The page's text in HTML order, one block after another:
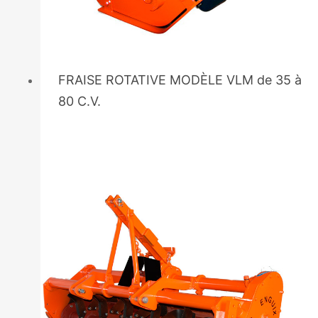
FRAISE ROTATIVE MODÈLE VLM de 35 à
80 C.V.